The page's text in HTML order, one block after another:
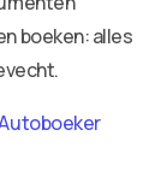
boeken: alles